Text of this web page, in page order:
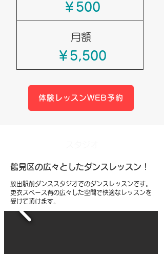
￥500
月額
￥5,500
体験レッスンWEB予約
鶴見区の広々としたダンスレッスン！
放出駅前ダンススタジオでのダンスレッスンです。
更衣スペース有の広々した空間で快適なレッスンを
受けて頂けます。